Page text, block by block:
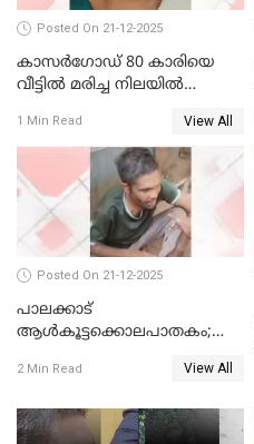
Posted On 21-12-2025
കാസർഗോഡ് 80 കാരിയെ
വീട്ടിൽ മരിച്ച നിലയിൽ
1 Min Read View All
Posted On 21-12-2025
പാലക്കാട്‌
ആൾകൂട്ടക്കൊലപാതകം;
ഊർജ്ജിതമാക്കിമാക്കി
2 Min Read View All